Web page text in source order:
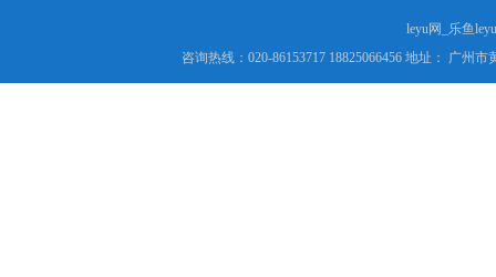
leyu网_乐鱼
咨询热线：020-86153717 18825066456 地址： 广州